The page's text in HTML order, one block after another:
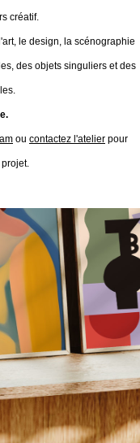
créatif.
le design, la scénographie
des objets singuliers et des
ou contactez l'atelier pour